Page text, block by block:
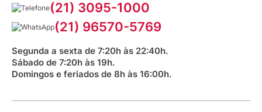
Aniversário Venancio 2025
Bioimpedância Gratuita
Saúde na praça
(21) 3095-1000
(21) 96570-5769
Segunda a sexta de 7:20h às 22:40h.
Sábado de 7:20h às 19h.
Domingos e feriados de 8h às 16:00h.